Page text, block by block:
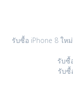
รับซื้อ iPhone 8 ให
รับซื้
รับซื้